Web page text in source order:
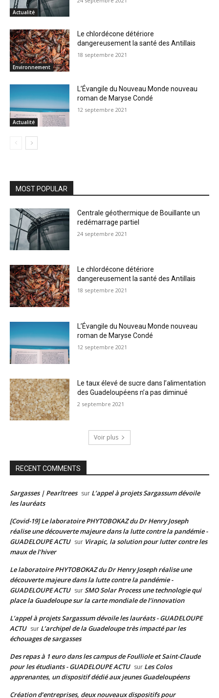
Actualité
Environnement
Le chlordécone détériore
dangereusement la santé des Antillais
18 septembre 2021
Actualité
L’Évangile du Nouveau Monde nouveau
roman de Maryse Condé
12 septembre 2021
MOST POPULAR
Centrale géothermique de Bouillante un
redémarrage partiel
24 septembre 2021
Le chlordécone détériore
dangereusement la santé des Antillais
18 septembre 2021
L’Évangile du Nouveau Monde nouveau
roman de Maryse Condé
12 septembre 2021
Le taux élevé de sucre dans l’alimentation
des Guadeloupéens n’a pas diminué
2 septembre 2021
Voir plus
RECENT COMMENTS
Sargasses | Pearltrees sur L’appel à projets Sargassum dévoile
les lauréats
[Covid-19] Le laboratoire PHYTOBOKAZ du Dr Henry Joseph
réalise une découverte majeure dans la lutte contre la pandémie -
GUADELOUPE ACTU sur Virapic, la solution pour lutter contre les
maux de l’hiver
Le laboratoire PHYTOBOKAZ du Dr Henry Joseph réalise une
découverte majeure dans la lutte contre la pandémie -
GUADELOUPE ACTU surSMO Solar Process une technologie qui
place la Guadeloupe sur la carte mondiale de l’innovation
L’appel à projets Sargassum dévoile les lauréats - GUADELOUPE
ACTU sur L’archipel de la Guadeloupe très impacté par les
échouages de sargasses
Des repas à 1 euro dans les campus de Foulliole et Saint-Claude
pour les étudiants - GUADELOUPE ACTU sur Les Colos
apprenantes, un dispositif dédié aux jeunes Guadeloupéens
Création d’entreprises, deux nouveaux dispositifs pour